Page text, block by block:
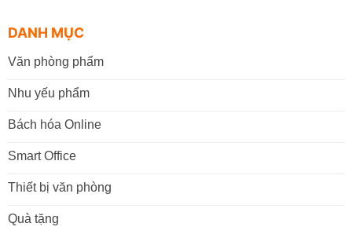
DANH MỤC
Văn phòng phẩm
Nhu yếu phẩm
Bách hóa Online
Smart Office
Thiết bị văn phòng
Quà tặng